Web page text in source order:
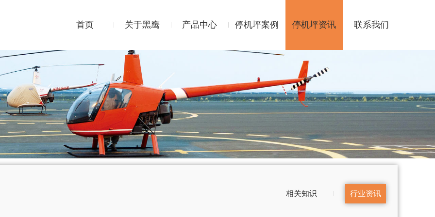
首页 关于黑鹰 产品中心 停机坪案例 停机坪资讯 联系我们
相关知识 行业资讯